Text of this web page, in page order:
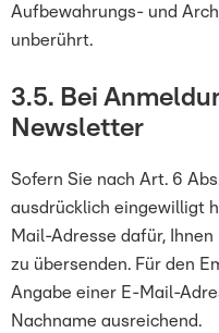
Aufbewahrungs- und
unberührt.
3.5. Bei
Newsletter
Sofern Sie nach Art. 6
ausdrücklich eingewilligt
Mail-Adresse dafür,
zu übersenden. Für den
Angabe einer E-Mail-
Nachname ausreichend.